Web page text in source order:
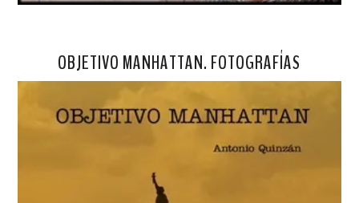
OBJETIVO MANHATTAN. FOTOGRAFÍAS